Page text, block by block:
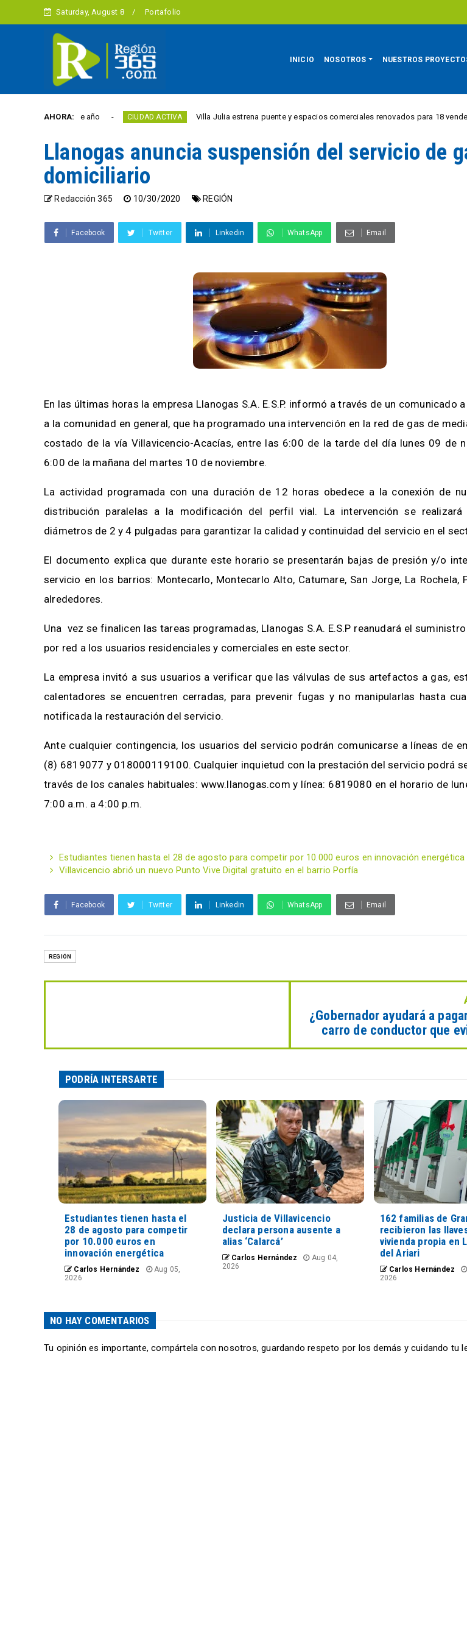
Saturday, August 8 Portafolio
INICIO NOSOTROS NUESTROS
AHORA:
libertad este año CIUDAD ACTIVA Villa Julia estrena puente y espacios comerciales renovados para 18 vendedores
Llanogas anuncia suspensión del servicio de
domiciliario
Redacción 365 10/30/2020 REGIÓN
Facebook Twitter Linkedin WhatsApp Email
En las últimas horas la empresa Llanogas S.A. E.S.P. informó a través de un comunicado
a la comunidad en general, que ha programado una intervención en la red de gas de
costado de la vía Villavicencio-Acacías, entre las 6:00 de la tarde del día lunes 09 de
6:00 de la mañana del martes 10 de noviembre.
La actividad programada con una duración de 12 horas obedece a la conexión de
distribución paralelas a la modificación del perfil vial. La intervención se
diámetros de 2 y 4 pulgadas para garantizar la calidad y continuidad del servicio en el
El documento explica que durante este horario se presentarán bajas de presión y/o
servicio en los barrios: Montecarlo, Montecarlo Alto, Catumare, San Jorge, La Rochela,
alrededores.
Una vez se finalicen las tareas programadas, Llanogas S.A. E.S.P reanudará el
por red a los usuarios residenciales y comerciales en este sector.
La empresa invitó a sus usuarios a verificar que las válvulas de sus artefactos a gas,
calentadores se encuentren cerradas, para prevenir fugas y no manipularlas hasta
notificada la restauración del servicio.
Ante cualquier contingencia, los usuarios del servicio podrán comunicarse a líneas de
(8) 6819077 y 018000119100. Cualquier inquietud con la prestación del servicio podrá
través de los canales habituales: www.llanogas.com y línea: 6819080 en el horario de
7:00 a.m. a 4:00 p.m.
Estudiantes tienen hasta el 28 de agosto para competir por 10.000 euros en innovación energética
Villavicencio abrió un nuevo Punto Vive Digital gratuito en el barrio Porfía
Facebook Twitter Linkedin WhatsApp Email
REGIÓN
¿Gobernador ayudará a
carro de conductor que
PODRÍA INTERSARTE
Estudiantes tienen hasta el
28 de agosto para competir
por 10.000 euros en
innovación energética
Carlos Hernández
Aug 05,
2026
Justicia de Villavicencio
declara persona ausente a
alias ‘Calarcá’
Carlos Hernández
Aug 04,
2026
162 familias de
recibieron las
vivienda propia en
del Ariari
Carlos Hernández
2026
NO HAY COMENTARIOS
Tu opinión es importante, compártela con nosotros, guardando respeto por los demás y cuidando tu